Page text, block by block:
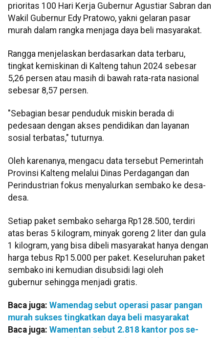
prioritas 100 Hari Kerja Gubernur Agustiar Sabran dan
Wakil Gubernur Edy Pratowo, yakni gelaran pasar
murah dalam rangka menjaga daya beli masyarakat.
Rangga menjelaskan berdasarkan data terbaru,
tingkat kemiskinan di Kalteng tahun 2024 sebesar
5,26 persen atau masih di bawah rata-rata nasional
sebesar 8,57 persen.
"Sebagian besar penduduk miskin berada di
pedesaan dengan akses pendidikan dan layanan
sosial terbatas," tuturnya.
Oleh karenanya, mengacu data tersebut Pemerintah
Provinsi Kalteng melalui Dinas Perdagangan dan
Perindustrian fokus menyalurkan sembako ke desa-
desa.
Setiap paket sembako seharga Rp128.500, terdiri
atas beras 5 kilogram, minyak goreng 2 liter dan gula
1 kilogram, yang bisa dibeli masyarakat hanya dengan
harga tebus Rp15.000 per paket. Keseluruhan paket
sembako ini kemudian disubsidi lagi oleh
gubernur sehingga menjadi gratis.
Baca juga: Wamendag sebut operasi pasar pangan
murah sukses tingkatkan daya beli masyarakat
Baca juga: Wamentan sebut 2.818 kantor pos se-